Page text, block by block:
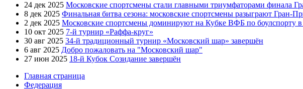
24 дек 2025 Московские спортсмены стали главными триумфаторами финала
8 дек 2025 Финальная битва сезона: московские спортсмены разыграют Гран-
2 дек 2025 Московские спортсмены доминируют на Кубке ВФБ по боулспорту
10 окт 2025 7-й турнир «Раффа-круг»
30 авг 2025 34-й традиционный турнир «Московский шар» завершён
6 авг 2025 Добро пожаловать на "Московский шар"
27 июн 2025 18-й Кубок Созидание завершён
Главная страница
Федерация